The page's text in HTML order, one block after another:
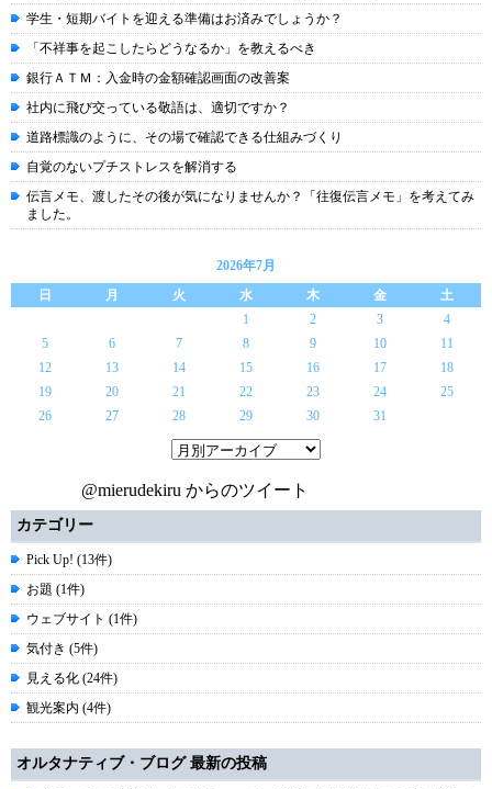
学生・短期バイトを迎える準備はお済みでしょうか？
「不祥事を起こしたらどうなるか」を教えるべき
銀行ＡＴＭ：入金時の金額確認画面の改善案
社内に飛び交っている敬語は、適切ですか？
道路標識のように、その場で確認できる仕組みづくり
自覚のないプチストレスを解消する
伝言メモ、渡したその後が気になりませんか？「往復伝言メモ」を考えてみ
ました。
2026年7月
日
月 火 水 木 金
土
1
2 3
4
5
6 7 8 9 10
11
12
13 14 15 16 17
18
19
20 21 22 23 24
25
26
27 28 29 30 31
@mierudekiru からのツイート
カテゴリー
Pick Up! (13件)
お題 (1件)
ウェブサイト (1件)
気付き (5件)
見える化 (24件)
観光案内 (4件)
オルタナティブ・ブログ 最新の投稿